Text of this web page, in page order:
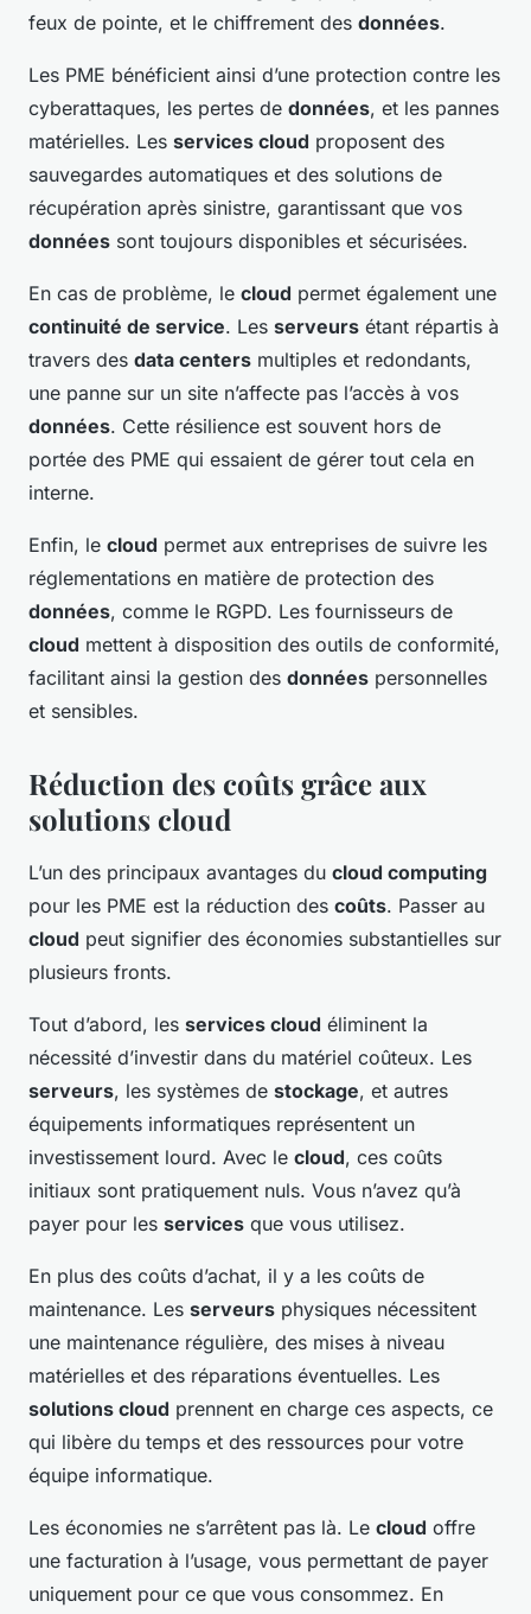
feux de pointe, et le chiffrement des données.
Les PME bénéficient ainsi d’une protection contre les
cyberattaques, les pertes de données, et les pannes
matérielles. Les services cloud proposent des
sauvegardes automatiques et des solutions de
récupération après sinistre, garantissant que vos
données sont toujours disponibles et sécurisées.
En cas de problème, le cloud permet également une
continuité de service. Les serveurs étant répartis à
travers des data centers multiples et redondants,
une panne sur un site n’affecte pas l’accès à vos
données. Cette résilience est souvent hors de
portée des PME qui essaient de gérer tout cela en
interne.
Enfin, le cloud permet aux entreprises de suivre les
réglementations en matière de protection des
données, comme le RGPD. Les fournisseurs de
cloud mettent à disposition des outils de conformité,
facilitant ainsi la gestion des données personnelles
et sensibles.
Réduction des coûts grâce aux
solutions cloud
L’un des principaux avantages du cloud computing
pour les PME est la réduction des coûts. Passer au
cloud peut signifier des économies substantielles sur
plusieurs fronts.
Tout d’abord, les services cloud éliminent la
nécessité d’investir dans du matériel coûteux. Les
serveurs, les systèmes de stockage, et autres
équipements informatiques représentent un
investissement lourd. Avec le cloud, ces coûts
initiaux sont pratiquement nuls. Vous n’avez qu’à
payer pour les services que vous utilisez.
En plus des coûts d’achat, il y a les coûts de
maintenance. Les serveurs physiques nécessitent
une maintenance régulière, des mises à niveau
matérielles et des réparations éventuelles. Les
solutions cloud prennent en charge ces aspects, ce
qui libère du temps et des ressources pour votre
équipe informatique.
Les économies ne s’arrêtent pas là. Le cloud offre
une facturation à l’usage, vous permettant de payer
uniquement pour ce que vous consommez. En